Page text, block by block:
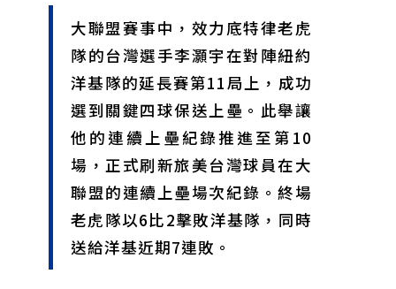
演」 邀學童化身小海盜、建築職人全台放電
阿里山精品咖啡香 成為端午與暑假深度旅遊新亮點
臺中甩「六都第一胖」稱號！「2026台中星燃計畫」啟
動 祭150萬獎金邀市民健康減重
跨界解密「健康一體」 科博館、國衛院特展登場 手機
化身探險工具自主解謎
活潑親切打破失智框架！日王牌業務丹野智文抗病13
年，靠「第二大腦」獨自來台分享生命淚水
國際保育盛事首移師亞洲 Joint TAG全球專家會議臺北
綠營中投參選人合體 拋「中投新市鎮」 交通與醫療跨
域治理成焦點
夜市變廟會！山邊媽、旱溪媽、大庄媽三媽首度齊巡逢
甲 萬人爭躦轎底響徹夜空
MLB》鄧愷威6局飆6K完封小熊奪第3勝！宰制力複製
「王建民建仔旋風」引爆世代傳承鐵觀音節政大登場 結合大文山友善食農與地方創生
臺德技職教育深層對話！德國Walther Rathenau師生
造訪大安高工 體驗端午文化與前瞻工業實作
迎端午、抗酷暑！臺中盛夏水域系列活動本周六起兩地
課堂搬到菜市場！北市13校「游於藝」成果展 導覽小
尖兵用藝術「說」出千年風俗
20年淬鍊！貓空纜車運量突破4,000萬人次 「天空綠
洲」成國際打卡新地標
熊鷹羽毛與保育的兩難！金甌女中師生齊聚《飛吧！熊
鷹》特映會 深化原民文化與生態永續教育
29件神級作品齊聚葫蘆墩！「藝馬登豐」2026台灣工
大聯盟賽事中，效力底特律老虎
隊的台灣選手李灝宇在對陣紐約
洋基隊的延長賽第11局上，成功
選到關鍵四球保送上壘。此舉讓
他的連續上壘紀錄推進至第10
場，正式刷新旅美台灣球員在大
聯盟的連續上壘場次紀錄。終場
老虎隊以6比2擊敗洋基隊，同時
送給洋基近期7連敗。